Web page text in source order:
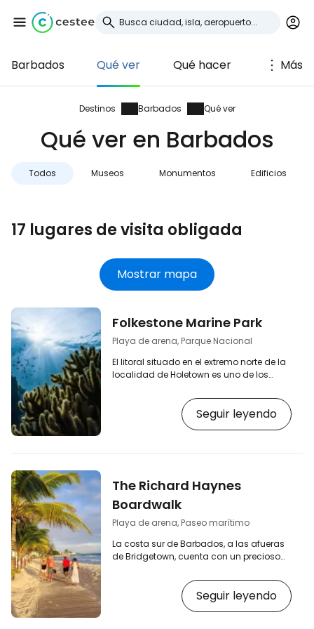
Barbados Qué ver Qué hacer Más
Destinos Barbados Qué ver
Qué ver en Barbados
Todos Museos Monumentos Edificios
17 lugares de visita obligada
Mostrar mapa
Folkestone Marine Park
Playa de arena, Parque Nacional
El litoral situado en el extremo norte de la
localidad de Holetown es uno de los
particular, uno de los mejores lugares
para practicar snorkel— de Barbados. El
Parque Marino de Folkestone (también
"Busca alojamiento en Barbados"
https://www.booking.com/country/bb…
Seguir leyendo
The Richard Haynes
Boardwalk
Playa de arena, Paseo marítimo
La costa sur de Barbados, a las afueras
de Bridgetown, cuenta con un precioso
pequeñas playas de arena y es uno de
los destinos turísticos más populares de
Seguir leyendo
Iniciar sesión en
Cestee
... la comunidad mundial de viajeros